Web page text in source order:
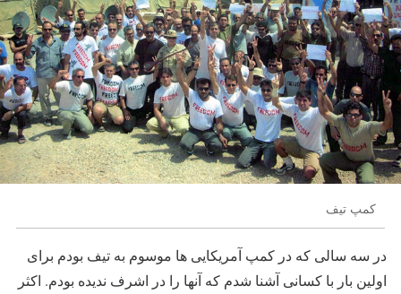
کمپ تیف
در سه سالی که در کمپ آمریکایی ها موسوم به تیف بودم برای
اولین بار با کسانی آشنا شدم که آنها را در اشرف ندیده بودم. اکثر